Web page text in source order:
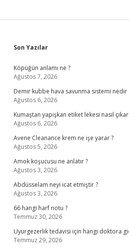
Sidebar
Son Yazılar
Köpüğün anlamı ne ?
Ağustos 7, 2026
Demir kubbe hava savunma sistemi nedir
Ağustos 6, 2026
Kumaştan yapışkan etiket lekesi nasıl
Ağustos 6, 2026
Avene Cleanance krem ne işe yarar ?
Ağustos 5, 2026
Amok koşucusu ne anlatır ?
Ağustos 3, 2026
Abdüsselam neyi icat etmiştir ?
Ağustos 3, 2026
66 hangi harf notu ?
Temmuz 30, 2026
Uyurgezerlik tedavisi için hangi doktora
Temmuz 29, 2026